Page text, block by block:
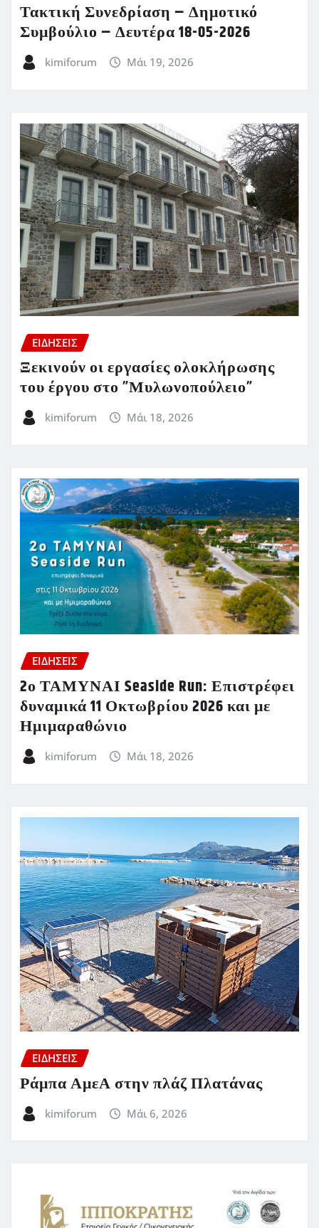
Τακτική Συνεδρίαση – Δημοτικό
Συμβούλιο – Δευτέρα 18-05-2026
kimiforum Μάι 19, 2026
ΕΙΔΗΣΕΙΣ
Ξεκινούν οι εργασίες ολοκλήρωσης
του έργου στο ”Μυλωνοπούλειο”
kimiforum Μάι 18, 2026
ΕΙΔΗΣΕΙΣ
2ο ΤΑΜΥΝΑΙ Seaside Run: Επιστρέφει
δυναμικά 11 Οκτωβρίου 2026 και με
Ημιμαραθώνιο
kimiforum Μάι 18, 2026
ΕΙΔΗΣΕΙΣ
Ράμπα ΑμεΑ στην πλάζ Πλατάνας
kimiforum Μάι 6, 2026